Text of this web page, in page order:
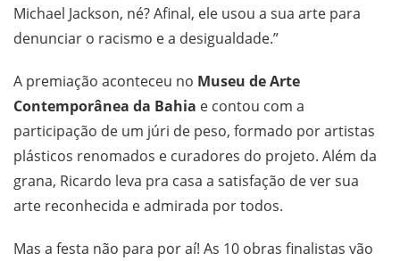
Michael Jackson, né? Afinal, ele usou a sua arte para
denunciar o racismo e a desigualdade.”
A premiação aconteceu no Museu de Arte
Contemporânea da Bahia e contou com a
participação de um júri de peso, formado por artistas
plásticos renomados e curadores do projeto. Além da
grana, Ricardo leva pra casa a satisfação de ver sua
arte reconhecida e admirada por todos.
Mas a festa não para por aí! As 10 obras finalistas vão